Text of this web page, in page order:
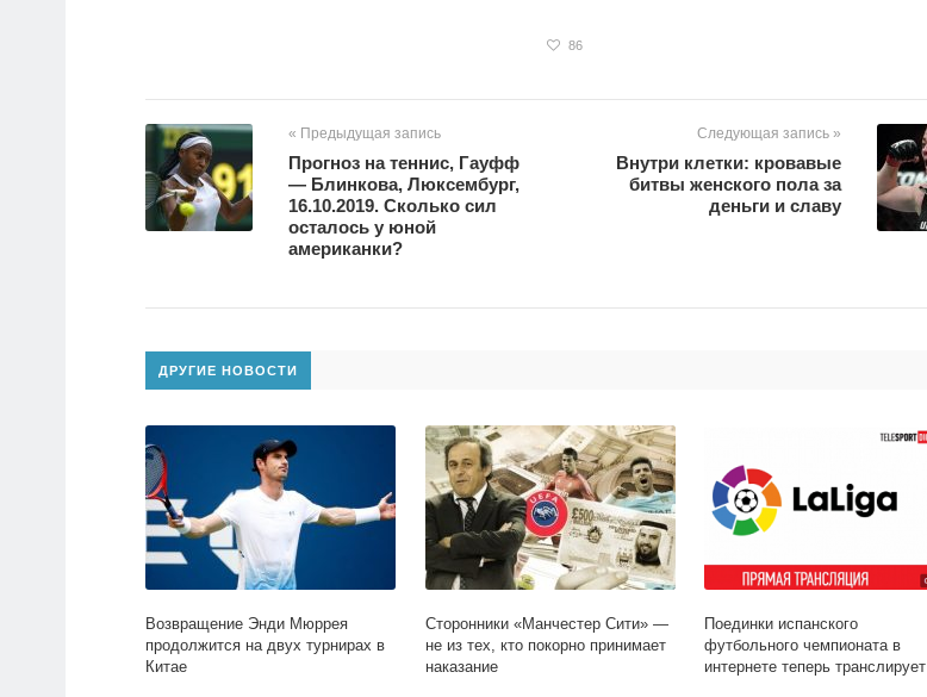
86
« Предыдущая запись
Прогноз на теннис, Гауфф
— Блинкова, Люксембург,
16.10.2019. Сколько сил
осталось у юной
американки?
Следующая запись »
Внутри клетки: кровавые
битвы женского пола за
деньги и славу
ДРУГИЕ НОВОСТИ
Возвращение Энди Мюррея
продолжится на двух турнирах в
Китае
Сторонники «Манчестер Сити» —
не из тех, кто покорно принимает
наказание
Поединки испанского
футбольного чемпионата в
интернете теперь транслирует